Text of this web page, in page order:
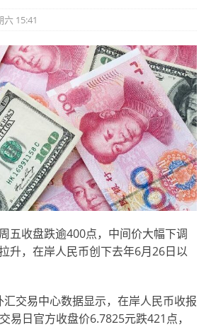
15:41
五收盘跌逾400点，中间价大幅下调
升，在岸人民币创下去年6月26日以
交易中心数据显示，在岸人民币收报
易日官方收盘价6.7825元跌421点，